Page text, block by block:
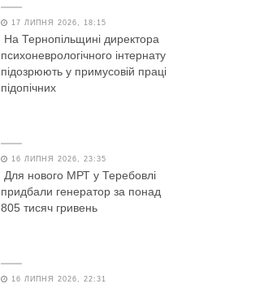
17 ЛИПНЯ 2026, 18:15
На Тернопільщині директора
психоневрологічного інтернату
підозрюють у примусовій праці
підопічних
16 ЛИПНЯ 2026, 23:35
Для нового МРТ у Теребовлі
придбали генератор за понад
805 тисяч гривень
16 ЛИПНЯ 2026, 22:31